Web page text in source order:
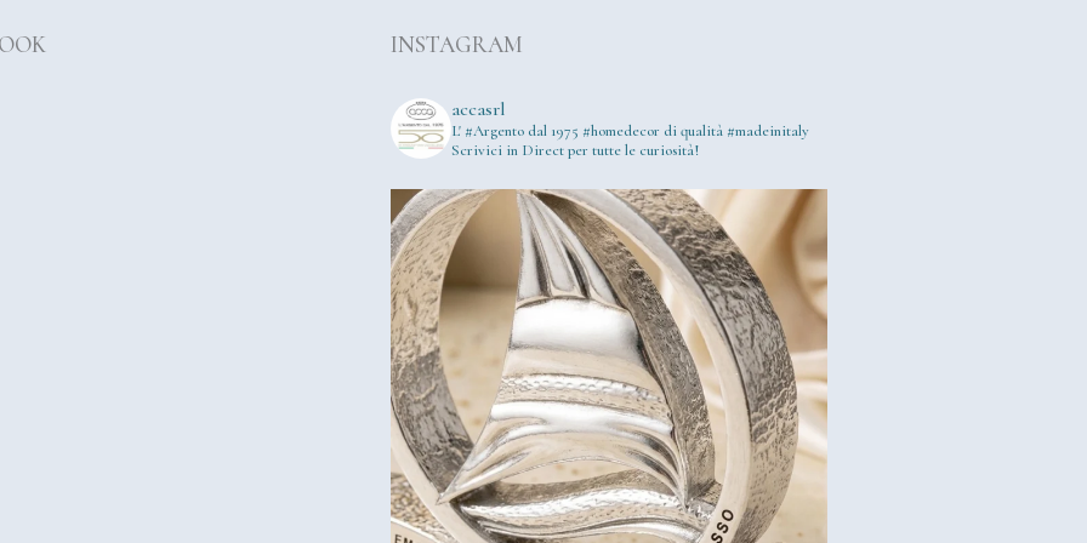
INSTAGRAM
accasrl
L' #Argento dal 1975 #homedecor di qualità #madeinitaly
Scrivici in Direct per tutte le curiosità!